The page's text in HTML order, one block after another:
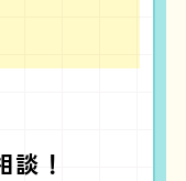
談！